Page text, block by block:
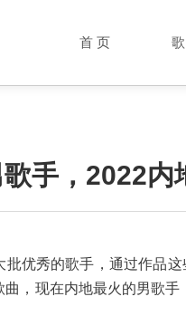
首 页
手，2022内
批优秀的歌手，通过作品
，现在内地最火的男歌